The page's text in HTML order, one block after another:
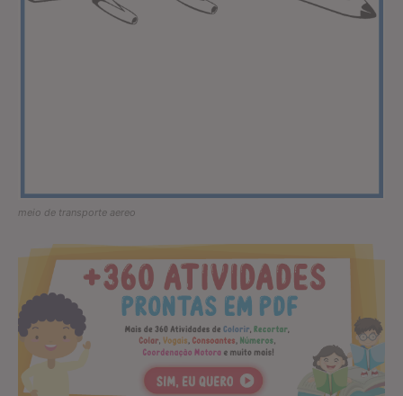
meio de transporte aereo